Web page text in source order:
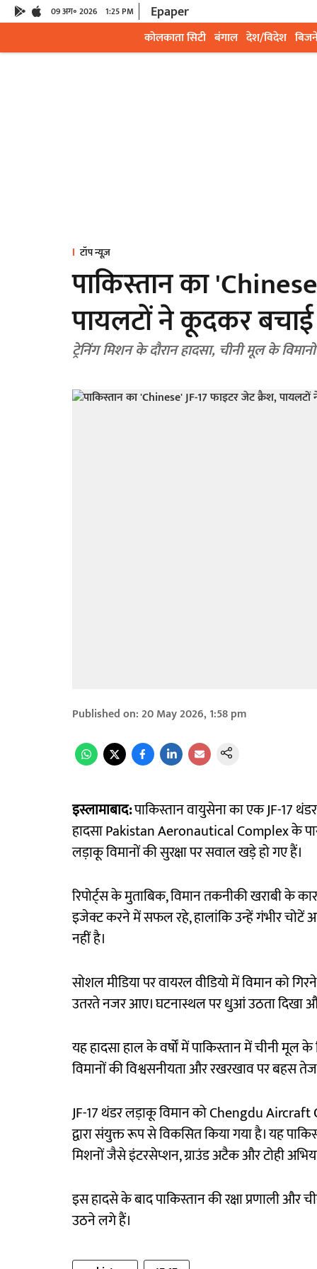
09 अग॰ 2026 1:25 PM Epaper
कोलकाता सिटी बंगाल देश/विदेश
टॉप न्यूज़
पाकिस्तान का
पायलटों ने कूदकर
ट्रेनिंग मिशन के दौरान हादसा, चीनी मूल के
Published on:20 May 2026, 1:58 pm
इस्लामाबाद:पाकिस्तान वायुसेना का एक JF-17 थंडर
हादसा Pakistan Aeronautical Complex के
लड़ाकू विमानों की सुरक्षा पर सवाल खड़े हो गए हैं।
रिपोर्ट्स के मुताबिक, विमान तकनीकी खराबी के
इजेक्ट करने में सफल रहे, हालांकि उन्हें गंभीर चोटें
नहीं है।
सोशल मीडिया पर वायरल वीडियो में विमान को
उतरते नजर आए। घटनास्थल पर धुआं उठता दिखा
यह हादसा हाल के वर्षों में पाकिस्तान में चीनी
विमानों की विश्वसनीयता और रखरखाव पर बहस
JF-17 थंडर लड़ाकू विमान को Chengdu
द्वारा संयुक्त रूप से विकसित किया गया है। यह
मिशनों जैसे इंटरसेप्शन, ग्राउंड अटैक और टोही
इस हादसे के बाद पाकिस्तान की रक्षा प्रणाली और
उठने लगे हैं।